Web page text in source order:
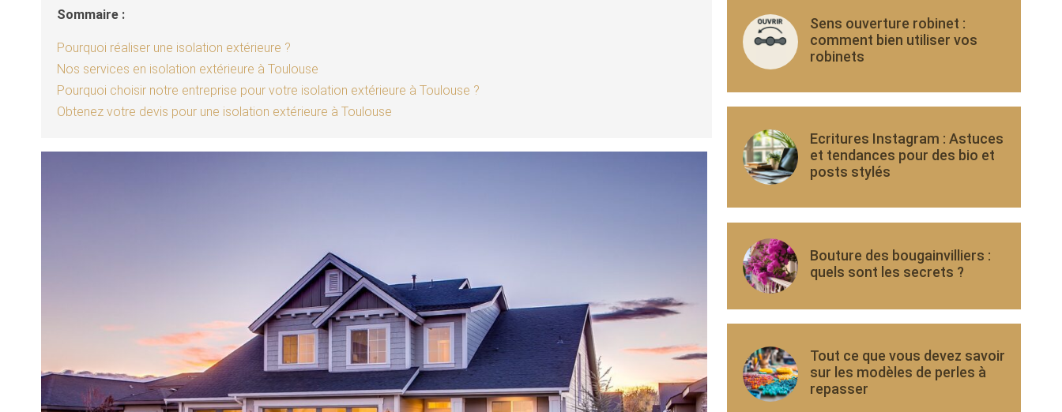
Sommaire :
Pourquoi réaliser une isolation extérieure ?
Nos services en isolation extérieure à Toulouse
Pourquoi choisir notre entreprise pour votre isolation extérieure à Toulouse ?
Obtenez votre devis pour une isolation extérieure à Toulouse
Sens ouverture robinet :
comment bien utiliser vos
robinets
Ecritures Instagram : Astuces
et tendances pour des bio et
posts stylés
Bouture des bougainvilliers :
quels sont les secrets ?
Tout ce que vous devez savoir
sur les modèles de perles à
repasser